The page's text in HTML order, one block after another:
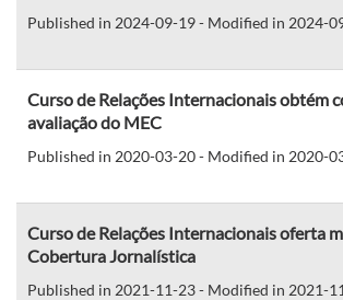
Published in 2024-09-19 - Modified in 2024-
Curso de Relações Internacionais obtém
avaliação do MEC
Published in 2020-03-20 - Modified in 2020-
Curso de Relações Internacionais oferta
Cobertura Jornalística
Published in 2021-11-23 - Modified in 2021-